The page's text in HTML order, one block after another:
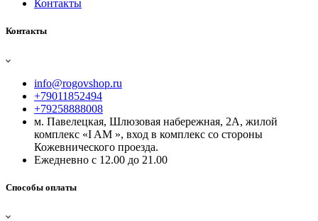
Контакты
Контакты
info@rogovshop.ru
+79011852494
+79258888008
м. Павелецкая, Шлюзовая набережная, 2А, жилой
комплекс «I AM », вход в комплекс со стороны
Кожевнического проезда.
Ежедневно с 12.00 до 21.00
Способы оплаты